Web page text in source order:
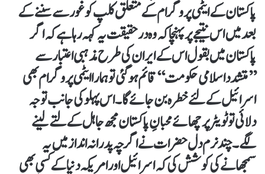
پاکستان کے ایٹمی پروگرام کے متعلق کلپ کو غور سے سننے کے
بعد میں اس نتیجے پر پہنچا کہ وہ درحقیقت یہ کہہ رہا ہے کہ اگر
پاکستان میں بقول اس کے ایران کی طرح مذہبی اعتبار سے
’’متشدد اسلامی حکومت‘‘ قائم ہوگئی تو ہمارا ایٹمی پروگرام بھی
اسرائیل کے لئے خطرہ بن جائے گا۔ اس پہلو کی جانب توجہ
دلائی تو ٹویٹر پر چھائے محبانِ پاکستان مجھ جاہل کے لتے لینے
لگے۔ چند نرم دل حضرات نے اگرچہ پدرانہ انداز میں یہ
سمجھانے کی کوشش کی کہ اسرائیل اور امریکہ دنیا کے کسی بھی